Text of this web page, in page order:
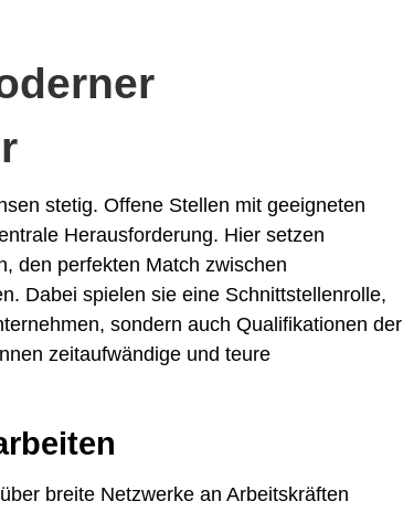
stetig. Offene Stellen mit geeigneten
Herausforderung. Hier setzen
den perfekten Match zwischen
Dabei spielen sie eine Schnittstellenrolle,
sondern auch Qualifikationen der
zeitaufwändige und teure
breite Netzwerke an Arbeitskräften